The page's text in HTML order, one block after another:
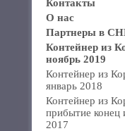
Контакты
О нас
Партнеры в
Контейнер из
ноябрь 2019
Контейнер из
январь 2018
Контейнер из
прибытие конец
2017